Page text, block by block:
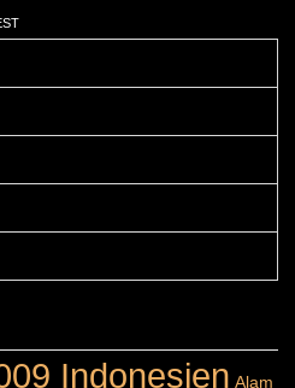
Indonesien Alam